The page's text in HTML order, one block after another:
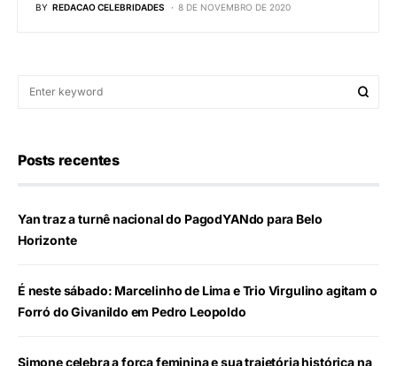
BY REDACAO CELEBRIDADES 8 DE NOVEMBRO DE 2020
Posts recentes
Yan traz a turnê nacional do PagodYANdo para Belo
Horizonte
É neste sábado: Marcelinho de Lima e Trio Virgulino agitam o
Forró do Givanildo em Pedro Leopoldo
Simone celebra a força feminina e sua trajetória histórica na